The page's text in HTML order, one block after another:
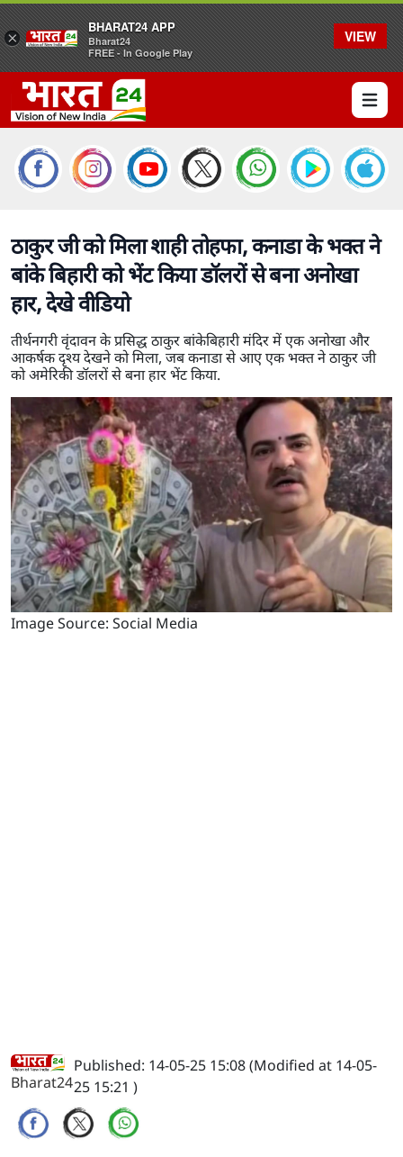
Open
ठाकुर जी को मिला शाही तोहफा, कनाडा के भक्त ने
बांके बिहारी को भेंट किया डॉलरों से बना अनोखा
हार, देखे वीडियो
तीर्थनगरी वृंदावन के प्रसिद्ध ठाकुर बांकेबिहारी मंदिर में एक अनोखा और
आकर्षक दृश्य देखने को मिला, जब कनाडा से आए एक भक्त ने ठाकुर जी
को अमेरिकी डॉलरों से बना हार भेंट किया.
Image Source: Social Media
Bharat24
Published: 14-05-25 15:08 (Modified at 14-05-
25 15:21 )
×
BHARAT24 APP
Bharat24
FREE - In Google Play
VIEW